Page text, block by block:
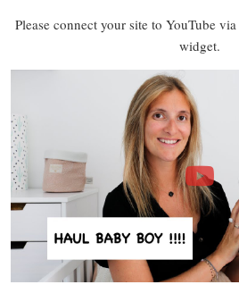
Please connect your site to YouTube via
widget.